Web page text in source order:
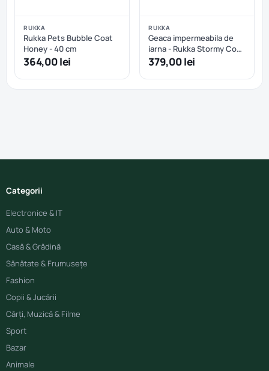
RUKKA
Rukka Pets Bubble Coat
Honey - 40 cm
364,00 lei
RUKKA
Geaca impermeabila de
iarna - Rukka Stormy Coat
- Abricot - 50 cm
379,00 lei
Categorii
Electronice & IT
Auto & Moto
Casă & Grădină
Sănătate & Frumusețe
Fashion
Copii & Jucării
Cărți, Muzică & Filme
Sport
Bazar
Animale